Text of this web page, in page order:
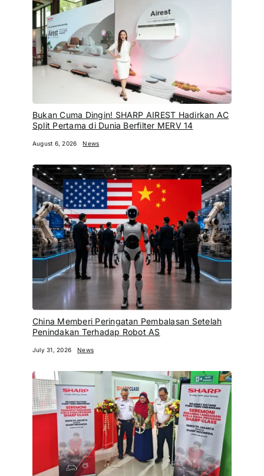
Bukan Cuma Dingin! SHARP AIREST Hadirkan AC
Split Pertama di Dunia Berfilter MERV 14
August 6, 2026 News
China Memberi Peringatan Pembalasan Setelah
Penindakan Terhadap Robot AS
July 31, 2026 News